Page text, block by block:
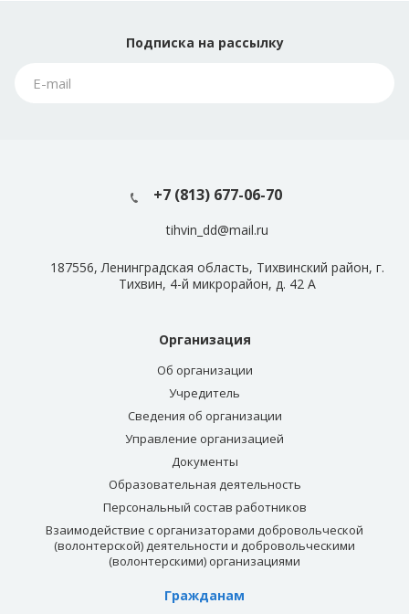
Подписка на рассылку
+7 (813) 677-06-70
tihvin_dd@mail.ru
187556, Ленинградская область, Тихвинский район, г.
Тихвин, 4-й микрорайон, д. 42 А
Организация
Об организации
Учредитель
Сведения об организации
Управление организацией
Документы
Образовательная деятельность
Персональный состав работников
Взаимодействие с организаторами добровольческой
(волонтерской) деятельности и добровольческими
(волонтерскими) организациями
Гражданам